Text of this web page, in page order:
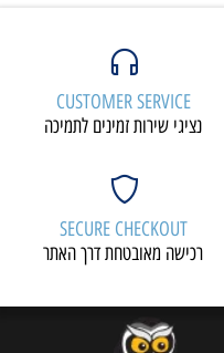
CUSTOMER SERVICE
נציגי שירות זמינים לתמיכה
SECURE CHECKOUT
רכישה מאובטחת דרך האתר